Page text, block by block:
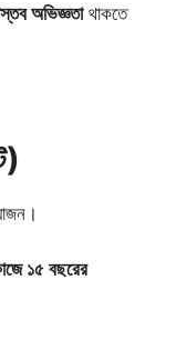
অভিজ্ঞতাথাকতে
১৫ বছরের